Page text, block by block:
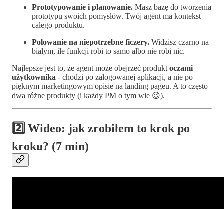
Prototypowanie i planowanie. Masz bazę do tworzenia
prototypu swoich pomysłów. Twój agent ma kontekst
całego produktu.
Polowanie na niepotrzebne ficzery. Widzisz czarno na
białym, ile funkcji robi to samo albo nie robi nic.
Najlepsze jest to, że agent może obejrzeć produkt oczami
użytkownika - chodzi po zalogowanej aplikacji, a nie po
pięknym marketingowym opisie na landing pageu. A to często
dwa różne produkty (i każdy PM o tym wie 😉).
2️⃣ Wideo: jak zrobiłem to krok po
kroku? (7 min)